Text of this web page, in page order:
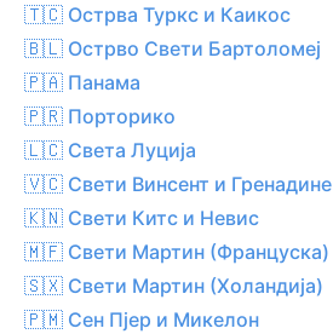
🇹🇨 Острва Туркс и Каикос
🇧🇱 Острво Свети Бартоломеј
🇵🇦 Панама
🇵🇷 Порторико
🇱🇨 Света Луција
🇻🇨 Свети Винсент и Гренадине
🇰🇳 Свети Китс и Невис
🇲🇫 Свети Мартин (Француска)
🇸🇽 Свети Мартин (Холандија)
🇵🇲 Сен Пјер и Микелон